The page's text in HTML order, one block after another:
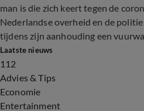
man is die zich keert tegen de
Nederlandse overheid en de
tijdens zijn aanhouding een
Laatste nieuws
112
Advies & Tips
Economie
Entertainment